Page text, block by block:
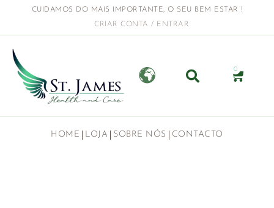
CUIDAMOS DO MAIS IMPORTANTE, O SEU BEM ESTAR !
CRIAR CONTA / ENTRAR
0
HOME LOJA SOBRE NÓS CONTACTO